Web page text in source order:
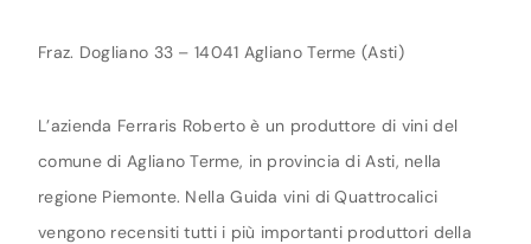
Fraz. Dogliano 33 – 14041 Agliano Terme (Asti)
L’azienda Ferraris Roberto è un produttore di vini del
comune di Agliano Terme, in provincia di Asti, nella
regione Piemonte. Nella Guida vini di Quattrocalici
vengono recensiti tutti i più importanti produttori della